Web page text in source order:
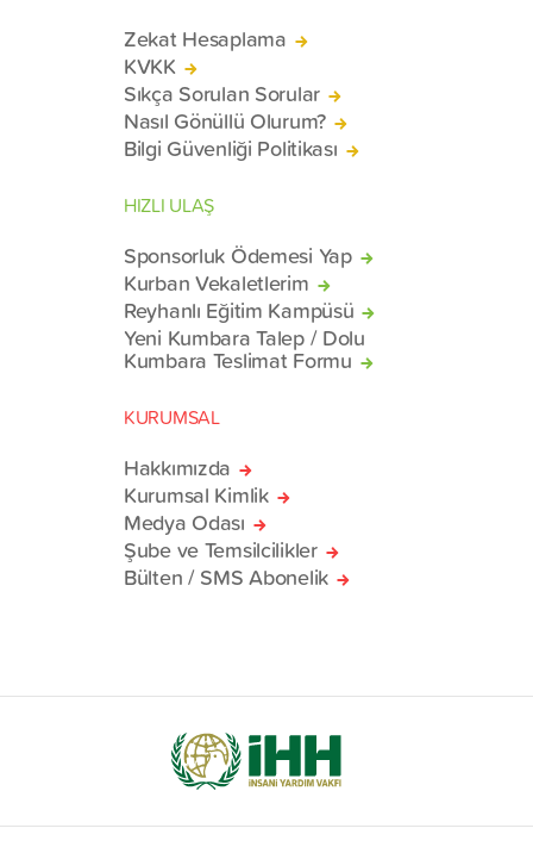
Zekat Hesaplama
KVKK
Sıkça Sorulan Sorular
Nasıl Gönüllü Olurum?
Bilgi Güvenliği Politikası
HIZLI ULAŞ
Sponsorluk Ödemesi Yap
Kurban Vekaletlerim
Reyhanlı Eğitim Kampüsü
Yeni Kumbara Talep / Dolu
Kumbara Teslimat Formu
KURUMSAL
Hakkımızda
Kurumsal Kimlik
Medya Odası
Şube ve Temsilcilikler
Bülten / SMS Abonelik